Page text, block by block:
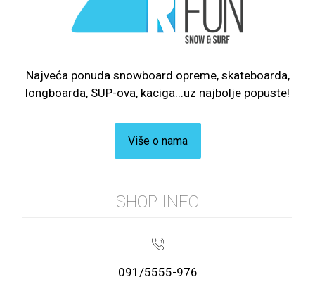
Najveća ponuda snowboard opreme, skateboarda,
longboarda, SUP-ova, kaciga...uz najbolje popuste!
Više o nama
SHOP INFO
091/5555-976